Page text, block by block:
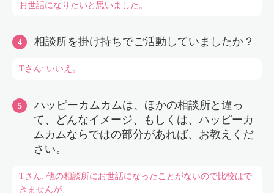
お世話になりたいと思いました。
相談所を掛け持ちでご活動していましたか？
Tさん: いいえ。
ハッピーカムカムは、ほかの相談所と違っ
て、どんなイメージ、もしくは、ハッピーカ
ムカムならではの部分があれば、お教えくだ
さい。
Tさん: 他の相談所にお世話になったことがないので比較はで
きませんが、